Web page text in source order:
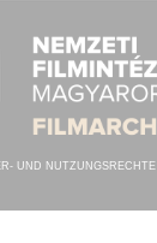
UND NUTZUNGSRECHTE